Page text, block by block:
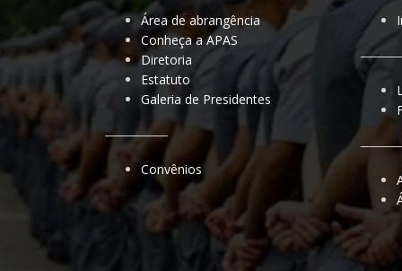
Área de abrangência
Conheça a APAS
Diretoria
Estatuto
Galeria de Presidentes
Convênios